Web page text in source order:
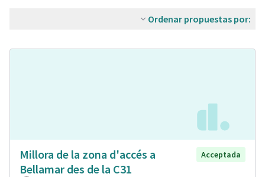
Ordenar propuestas por:
Millora de la zona d'accés a
Bellamar des de la C31
Acceptada